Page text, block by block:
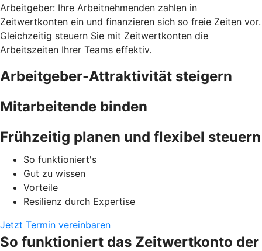
Arbeitgeber: Ihre Arbeitnehmenden zahlen in
Zeitwertkonten ein und finanzieren sich so freie Zeiten vor.
Gleichzeitig steuern Sie mit Zeitwertkonten die
Arbeitszeiten Ihrer Teams effektiv.
Arbeitgeber-Attraktivität steigern
Mitarbeitende binden
Frühzeitig planen und flexibel steuern
So funktioniert's
Gut zu wissen
Vorteile
Resilienz durch Expertise
Jetzt Termin vereinbaren
So funktioniert das Zeitwertkonto der